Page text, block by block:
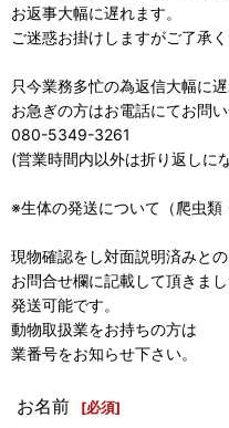
お返事大幅に遅れます。
ご迷惑お掛けしますがご了承く
只今業務多忙の為返信大幅に遅
お急ぎの方はお電話にてお問い
080-5349-3261
(営業時間内以外は折り返しに
※生体の発送について（爬虫類
現物確認をし対面説明済みと
お問合せ欄に記載して頂きま
発送可能です。
動物取扱業をお持ちの方は
業番号をお知らせ下さい。
お名前 [必須]